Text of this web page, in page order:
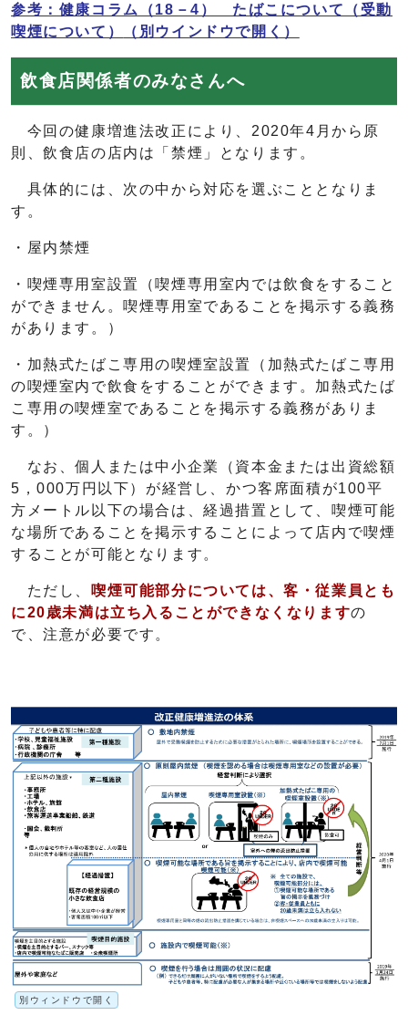
参考：健康コラム（18－4） たばこについて（受動
喫煙について）
（別ウインドウで開く）
飲食店関係者のみなさんへ
今回の健康増進法改正により、2020年4月から原
則、飲食店の店内は「禁煙」となります。
具体的には、次の中から対応を選ぶこととなりま
す。
・屋内禁煙
・喫煙専用室設置（喫煙専用室内では飲食をすること
ができません。喫煙専用室であることを掲示する義務
があります。）
・加熱式たばこ専用の喫煙室設置（加熱式たばこ専用
の喫煙室内で飲食をすることができます。加熱式たば
こ専用の喫煙室であることを掲示する義務がありま
す。）
なお、個人または中小企業（資本金または出資総額
5，000万円以下）が経営し、かつ客席面積が100平
方メートル以下の場合は、経過措置として、喫煙可能
な場所であることを掲示することによって店内で喫煙
することが可能となります。
ただし、
喫煙可能部分については、客・従業員とも
に20歳未満は立ち入ることができなくなりますの
で、注意が必要です。
別ウィンドウで開く